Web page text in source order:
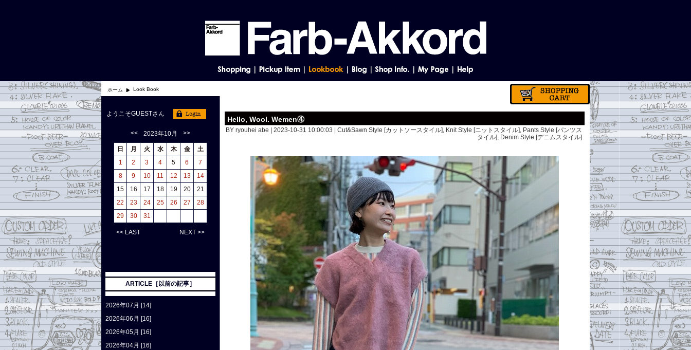
ホーム Look Book
Hello, Wool. Wemen④
BY ryouhei abe | 2023-10-31 10:00:03 | Cut&Sawn Style [カットソースタイル], Knit Style [ニットスタイル], Pants Style [パンツス
タイル], Denim Style [デニムスタイル]
ようこそGUESTさん
<< 2023年10月 >>
日 月 火 水 木 金
土
1
2 3 4 5 6
7
8
9 10 11 12 13
14
15
16 17 18 19 20
21
22
23 24 25 26 27
28
29
30 31
<< LAST NEXT >>
ARTICLE［以前の記事］
2026年07月 [14]
2026年06月 [16]
2026年05月 [16]
2026年04月 [16]